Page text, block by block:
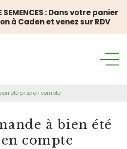
SEMENCES : Dans votre panier
à Caden et venez sur RDV
été prise en compte
à bien été
compte